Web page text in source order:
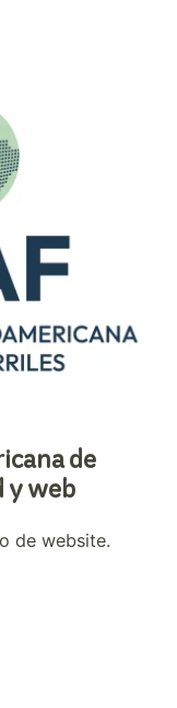
de
y web
de website.